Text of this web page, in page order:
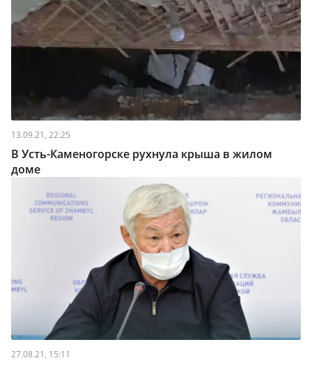
13.09.21, 22:25
В Усть-Каменогорске рухнула крыша в жилом
доме
27.08.21, 15:11